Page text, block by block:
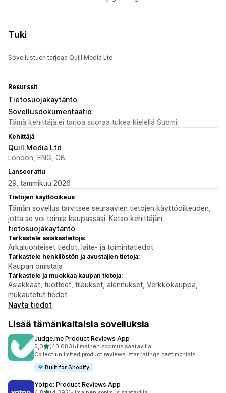
Tuki
Sovellustuen tarjoaa Quill Media Ltd.
Resurssit
Tietosuojakäytäntö
Sovellusdokumentaatio
Tämä kehittäjä ei tarjoa suoraa tukea kielellä Suomi.
Kehittäjä
Quill Media Ltd
London, ENG, GB
Lanseerattu
29. tammikuu 2026
Tietojen käyttöoikeus
Tämän sovellus tarvitsee seuraavien tietojen käyttöoikeuden,
jotta se voi toimia kaupassasi. Katso kehittäjän
tietosuojakäytäntö .
Tarkastele asiakastietoja:
Arkaluonteiset tiedot, laite- ja toimintatiedot
Tarkastele henkilöstön ja avustajien tietoja:
Kaupan omistaja
Tarkastele ja muokkaa kaupan tietoja:
Asiakkaat, tuotteet, tilaukset, alennukset, Verkkokauppa,
mukautetut tiedot
Näytä tiedot
Lisää tämänkaltaisia sovelluksia
Judge.me Product Reviews App
5,0/ 5 tähteä
(43 083)
43083 arvostelua yhteensä
•Ilmainen sopimus saatavilla
Collect unlimited product reviews, star ratings, testimonials
Built for Shopify
Yotpo: Product Reviews App